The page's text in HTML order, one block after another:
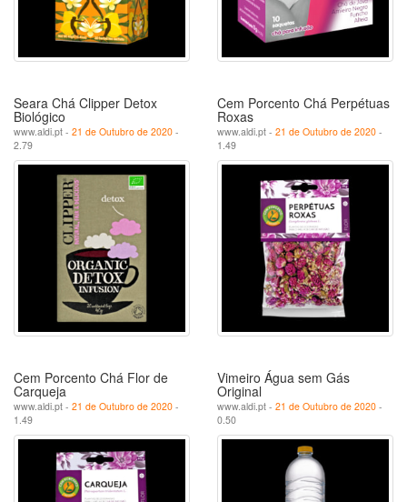
Seara Chá Clipper Detox
Biológico
www.aldi.pt - 21 de Outubro de 2020 -
2.79
Cem Porcento Chá Perpétuas
Roxas
www.aldi.pt - 21 de Outubro de 2020 -
1.49
Cem Porcento Chá Flor de
Carqueja
www.aldi.pt - 21 de Outubro de 2020 -
1.49
Vimeiro Água sem Gás
Original
www.aldi.pt - 21 de Outubro de 2020 -
0.50